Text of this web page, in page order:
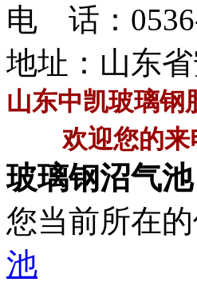
电 话：
地址：山东
山东中凯玻璃钢
欢迎您的来
玻璃钢沼气池
您当前所在的
池